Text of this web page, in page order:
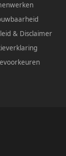
& Disclaimer